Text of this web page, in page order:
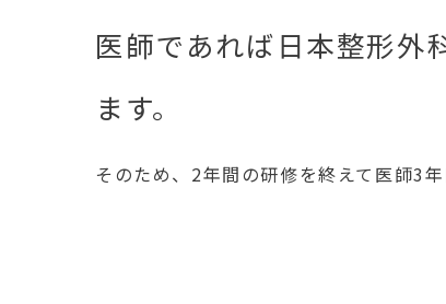
医師であれば日本整形外
ます。
そのため、2年間の研修を終えて医師3